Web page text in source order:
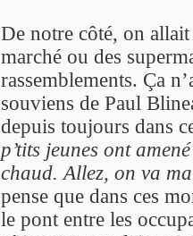
De notre côté, on
marché ou des
rassemblements. Ça
souviens de Paul
depuis toujours dans
p’tits jeunes ont
chaud. Allez, on va
pense que dans ces
le pont entre les